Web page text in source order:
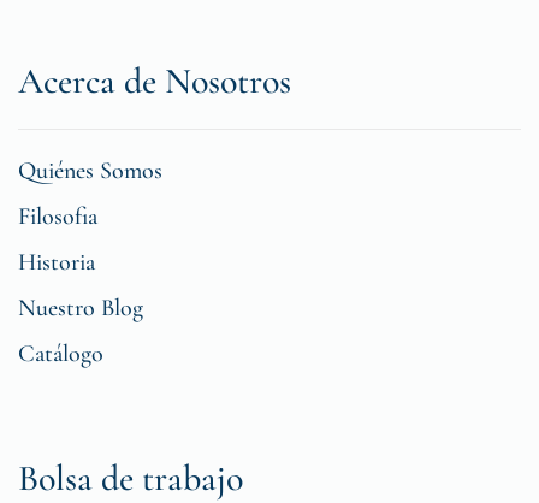
Acerca de Nosotros
Quiénes Somos
Filosofia
Historia
Nuestro Blog
Catálogo
Bolsa de trabajo